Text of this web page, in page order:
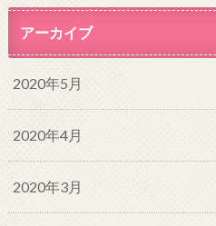
アーカイブ
2020年5月
2020年4月
2020年3月